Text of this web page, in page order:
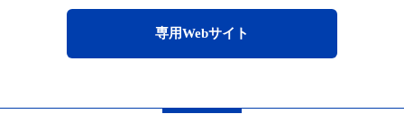
専用Webサイト